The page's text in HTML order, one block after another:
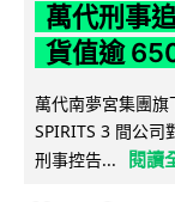
萬代刑事
貨值逾
萬代南夢宮集團
SPIRITS 3 間公司
刑事控告...
閱讀